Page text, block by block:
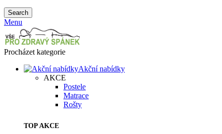
Search
Menu
Procházet kategorie
Akční nabídky
AKCE
Postele
Matrace
Rošty
TOP AKCE